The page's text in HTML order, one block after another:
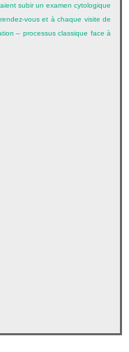
subir un examen cytologique
vous et à chaque visite de
– processus classique face à